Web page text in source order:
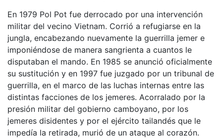
En 1979 Pol Pot fue derrocado por una intervención
militar del vecino Vietnam. Corrió a refugiarse en la
jungla, encabezando nuevamente la guerrilla jemer e
imponiéndose de manera sangrienta a cuantos le
disputaban el mando. En 1985 se anunció oficialmente
su sustitución y en 1997 fue juzgado por un tribunal de
guerrilla, en el marco de las luchas internas entre las
distintas facciones de los jemeres. Acorralado por la
presión militar del gobierno camboyano, por los
jemeres disidentes y por el ejército tailandés que le
impedía la retirada, murió de un ataque al corazón.